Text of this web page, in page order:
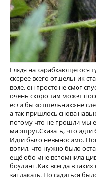
Глядя на карабкающегося
скорее всего отшельник
воле, он просто не смог
очень скоро там может
если бы «отшельник» не
а так пришлось снова
потому что не прошли мы
маршрут.Сказать, что идти
Идти было невыносимо.
вопил, что нужно было
ещё обо мне вспомнила
боулинг. Как всегда в таких
заплакать. Но садиться